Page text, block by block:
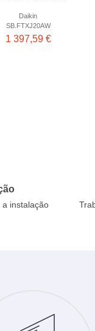
Daikin
SB.FTXJ20AW
1 397,59 €
instalação